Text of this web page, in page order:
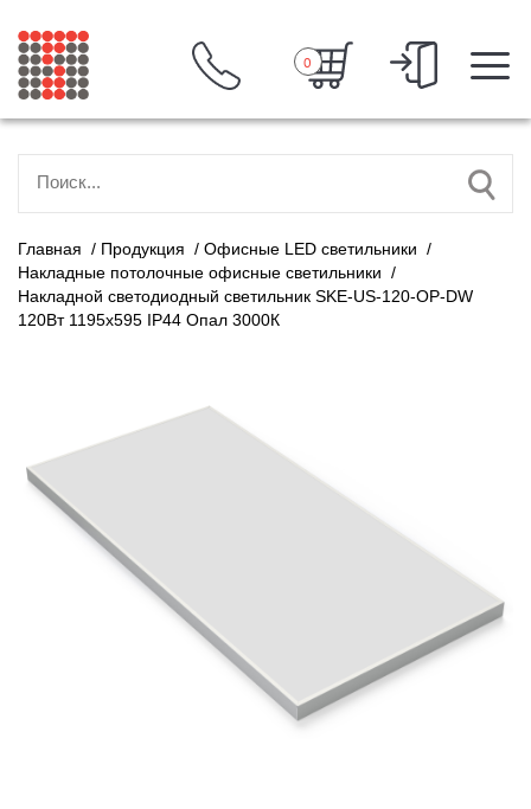
0
Главная / Продукция / Офисные LED светильники /
Накладные потолочные офисные светильники /
Накладной светодиодный светильник SKE-US-120-OP-DW
120Вт 1195х595 IP44 Опал 3000К